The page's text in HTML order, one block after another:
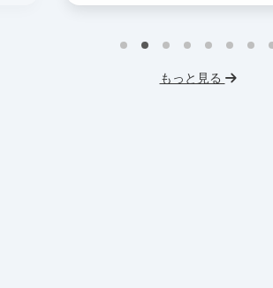
プロダクトマネジメント 事業立案
データサイエンス
もっと見る